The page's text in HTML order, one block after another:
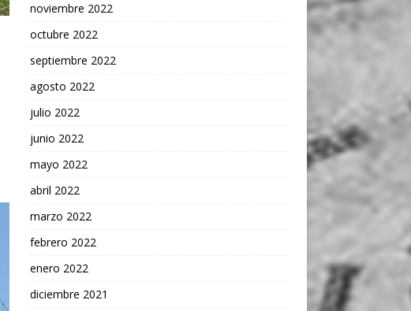
noviembre 2022
octubre 2022
septiembre 2022
agosto 2022
julio 2022
junio 2022
mayo 2022
abril 2022
marzo 2022
febrero 2022
enero 2022
diciembre 2021